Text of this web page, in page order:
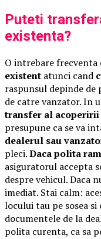
Puteti
existenta?
O intrebare
existent atunci cand
raspunsul depinde de
de catre vanzator. In
transfer al acoperirii
presupune ca se va
dealerul sau
pleci.Daca polita
asiguratorul accepta
despre vehicul. Daca
imediat. Stai calm:
locului tau pe sosea
documentele de la
polita curenta, ca sa